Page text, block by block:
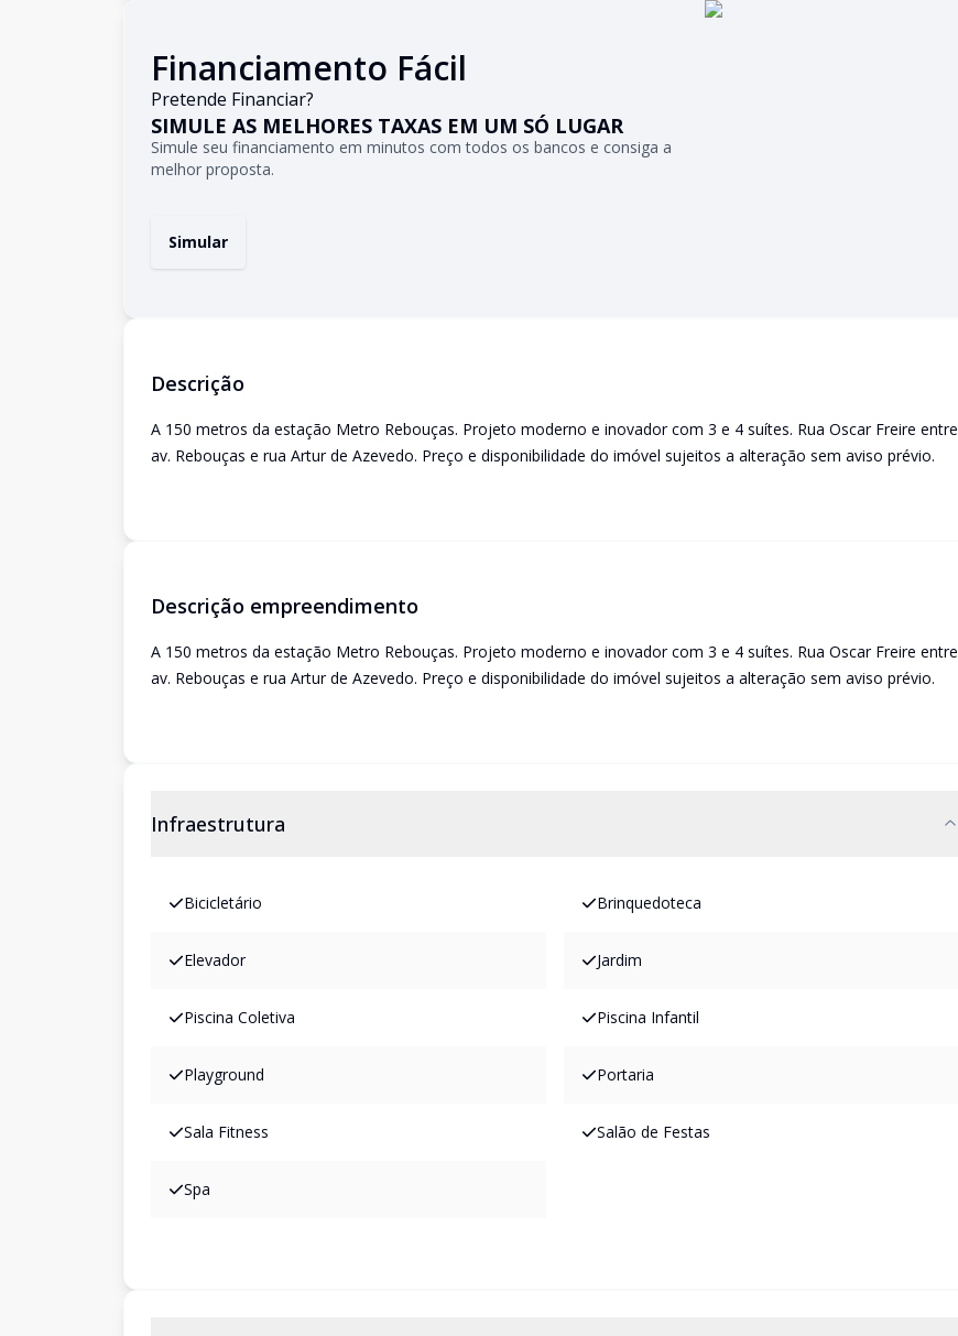
Financiamento Fácil
Pretende Financiar?
SIMULE AS MELHORES TAXAS EM UM SÓ LUGAR
Simule seu financiamento em minutos com todos os bancos e consiga a
melhor proposta.
Simular
Descrição
A 150 metros da estação Metro Rebouças. Projeto moderno e inovador com 3 e 4 suítes. Rua Oscar Freire entre
av. Rebouças e rua Artur de Azevedo. Preço e disponibilidade do imóvel sujeitos a alteração sem aviso prévio.
Descrição empreendimento
A 150 metros da estação Metro Rebouças. Projeto moderno e inovador com 3 e 4 suítes. Rua Oscar Freire entre
av. Rebouças e rua Artur de Azevedo. Preço e disponibilidade do imóvel sujeitos a alteração sem aviso prévio.
Infraestrutura
Bicicletário Brinquedoteca
Elevador Jardim
Piscina Coletiva Piscina Infantil
Playground Portaria
Sala Fitness Salão de Festas
Spa